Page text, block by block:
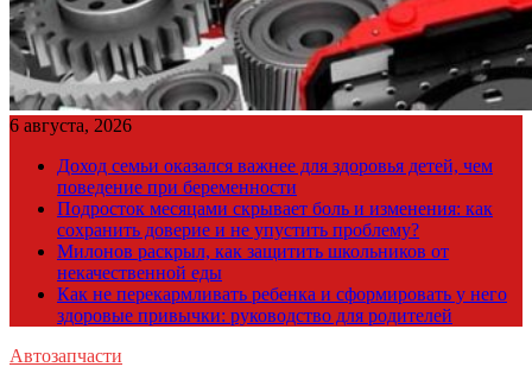
6 августа, 2026
Доход семьи оказался важнее для здоровья детей, чем
поведение при беременности
Подросток месяцами скрывает боль и изменения: как
сохранить доверие и не упустить проблему?
Милонов раскрыл, как защитить школьников от
некачественной еды
Как не перекармливать ребенка и сформировать у него
здоровые привычки: руководство для родителей
Автозапчасти